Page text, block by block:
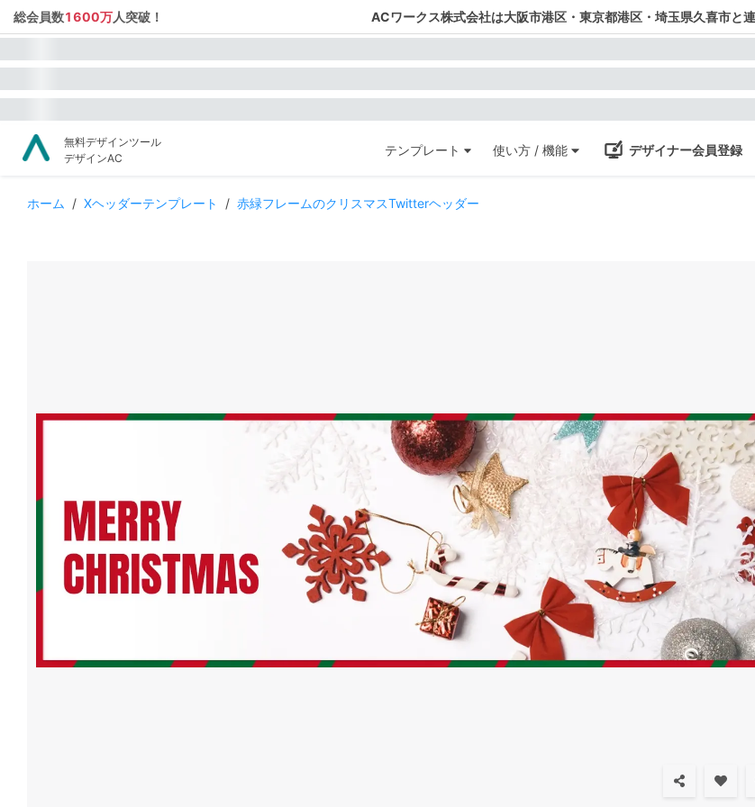
総会員数1600万人突破！ ACワークス株式会社は大阪市港区・東京都港区・埼玉県久喜市と
無料デザインツール
デザインAC
テンプレート 使い方 / 機能 デザイナー会員登録
ホーム / Xヘッダーテンプレート / 赤緑フレームのクリスマスTwitterヘッダー